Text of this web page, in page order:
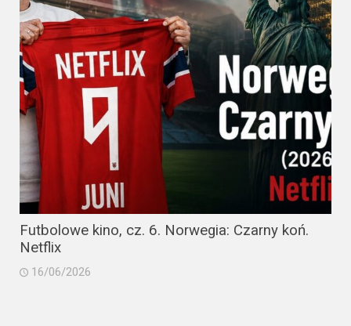
Futbolowe kino, cz. 6. Norwegia: Czarny koń.
Netflix
16/06/2026